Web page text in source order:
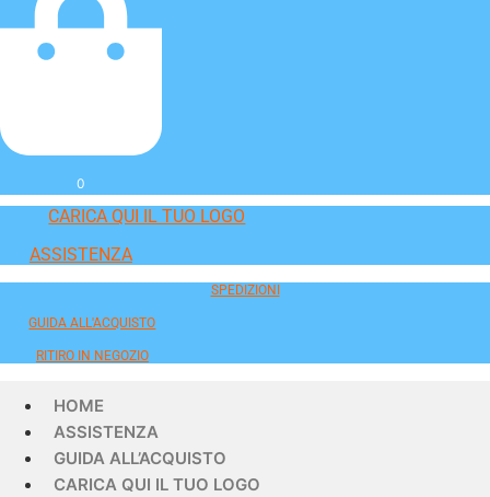
0
CARICA QUI IL TUO LOGO
ASSISTENZA
SPEDIZIONI
GUIDA ALL'ACQUISTO
RITIRO IN NEGOZIO
HOME
ASSISTENZA
GUIDA ALL’ACQUISTO
CARICA QUI IL TUO LOGO